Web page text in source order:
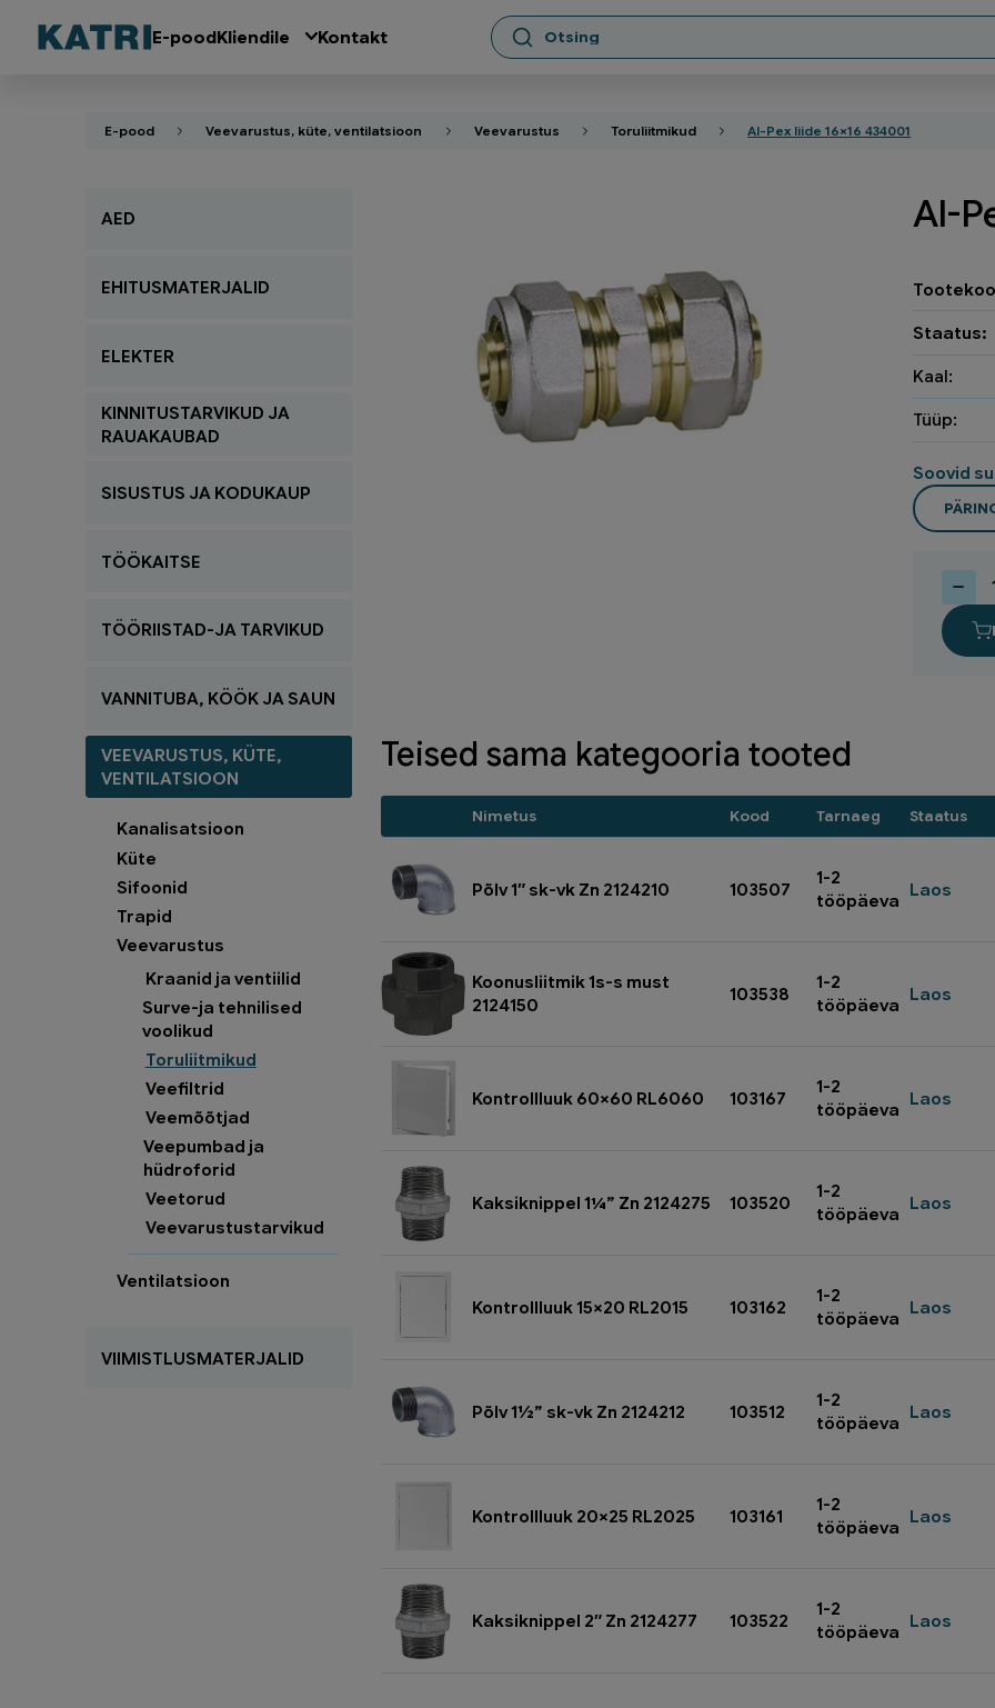
E-poodKliendile Kontakt
E-pood Veevarustus, küte, ventilatsioon Veevarustus Toruliitmikud Al-Pex liide 16×16 434001
AED
EHITUSMATERJALID
ELEKTER
KINNITUSTARVIKUD JA
RAUAKAUBAD
SISUSTUS JA KODUKAUP
TÖÖKAITSE
TÖÖRIISTAD-JA TARVIKUD
VANNITUBA, KÖÖK JA SAUN
VEEVARUSTUS, KÜTE,
VENTILATSIOON
Kanalisatsioon
Küte
Sifoonid
Trapid
Veevarustus
Kraanid ja ventiilid
Surve-ja tehnilised
voolikud
Toruliitmikud
Veefiltrid
Veemõõtjad
Veepumbad ja
hüdroforid
Veetorud
Veevarustustarvikud
Ventilatsioon
VIIMISTLUSMATERJALID
Al-
Staatus:
Kaal:
Tüüp:
Soovid
Pex
liide
Teised sama kategooria tooted
Nimetus Kood Tarnaeg Staatus
Põlv 1″ sk-vk Zn 2124210 103507
1-2
tööpäeva
Laos
Koonusliitmik 1s-s must
2124150
103538
1-2
tööpäeva
Laos
Kontrollluuk 60×60 RL6060 103167
1-2
tööpäeva
Laos
Kaksiknippel 1¼” Zn 2124275 103520
1-2
tööpäeva
Laos
Kontrollluuk 15×20 RL2015 103162
1-2
tööpäeva
Laos
Põlv 1½” sk-vk Zn 2124212 103512
1-2
tööpäeva
Laos
Kontrollluuk 20×25 RL2025 103161
1-2
tööpäeva
Laos
Kaksiknippel 2″ Zn 2124277 103522
1-2
tööpäeva
Laos